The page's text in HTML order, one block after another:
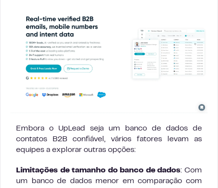
Embora o UpLead seja um banco de dados de
contatos B2B confiável, vários fatores levam as
equipes a explorar outras opções:
Limitações de tamanho do banco de dados: Com
um banco de dados menor em comparação com